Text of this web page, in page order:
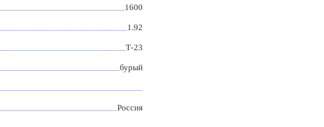
1600
1.92
Т-23
бурый
Россия